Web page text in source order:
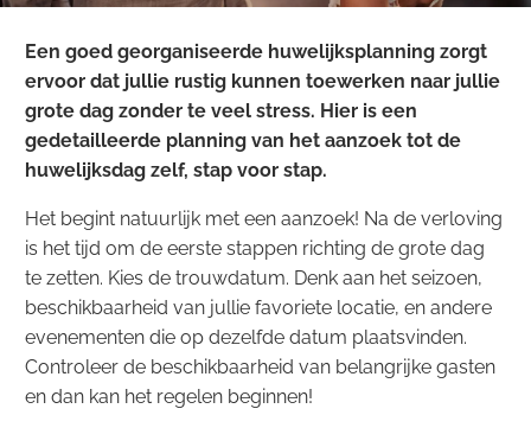
Een goed georganiseerde huwelijksplanning zorgt
ervoor dat jullie rustig kunnen toewerken naar jullie
grote dag zonder te veel stress. Hier is een
gedetailleerde planning van het aanzoek tot de
huwelijksdag zelf, stap voor stap.
Het begint natuurlijk met een aanzoek! Na de verloving
is het tijd om de eerste stappen richting de grote dag
te zetten. Kies de trouwdatum. Denk aan het seizoen,
beschikbaarheid van jullie favoriete locatie, en andere
evenementen die op dezelfde datum plaatsvinden.
Controleer de beschikbaarheid van belangrijke gasten
en dan kan het regelen beginnen!